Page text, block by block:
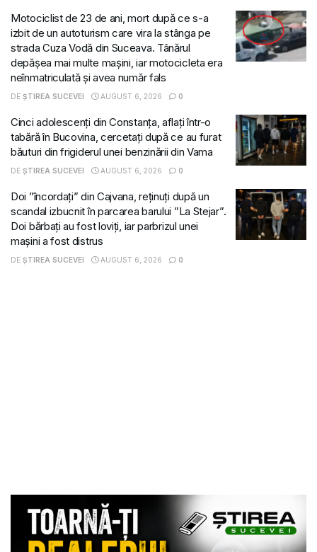
Motociclist de 23 de ani, mort după ce s-a
izbit de un autoturism care vira la stânga pe
strada Cuza Vodă din Suceava. Tânărul
depășea mai multe mașini, iar motocicleta era
neînmatriculată și avea număr fals
DE ȘTIREA SUCEVEI AUGUST 6, 2026 0
Cinci adolescenți din Constanța, aflați într-o
tabără în Bucovina, cercetați după ce au furat
băuturi din frigiderul unei benzinării din Vama
DE ȘTIREA SUCEVEI AUGUST 6, 2026 0
Doi ”încordați” din Cajvana, reținuți după un
scandal izbucnit în parcarea barului ”La Stejar”.
Doi bărbați au fost loviți, iar parbrizul unei
mașini a fost distrus
DE ȘTIREA SUCEVEI AUGUST 6, 2026 0